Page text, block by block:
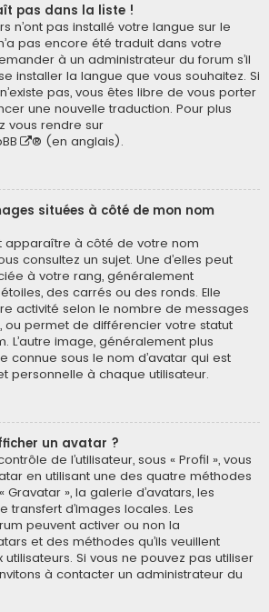
pas dans la liste !
n’ont pas installé votre langue sur le
pas encore été traduit dans votre
à un administrateur du forum s’il
installer la langue que vous souhaitez. Si
pas, vous êtes libre de vous porter
une nouvelle traduction. Pour plus
vous rendre sur
® (en anglais).
situées à côté de mon nom
apparaître à côté de votre nom
consultez un sujet. Une d’elles peut
à votre rang, généralement
des carrés ou des ronds. Elle
activité selon le nombre de messages
ou permet de différencier votre statut
L’autre image, généralement plus
connue sous le nom d’avatar qui est
personnelle à chaque utilisateur.
un avatar ?
de l’utilisateur, sous « Profil », vous
en utilisant une des quatre méthodes
Gravatar », la galerie d’avatars, les
transfert d’images locales. Les
peuvent activer ou non la
et des méthodes qu’ils veuillent
Si vous ne pouvez pas utiliser
à contacter un administrateur du